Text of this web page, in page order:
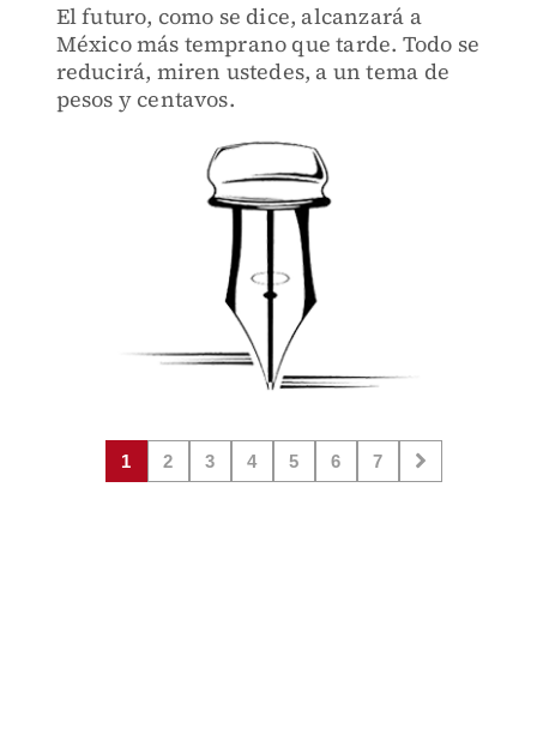
El futuro, como se dice, alcanzará a
México más temprano que tarde. Todo se
reducirá, miren ustedes, a un tema de
pesos y centavos.
1 2 3 4 5 6 7